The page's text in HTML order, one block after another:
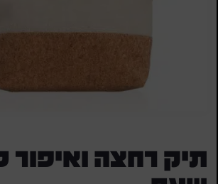
תיק רחצה ואיפור